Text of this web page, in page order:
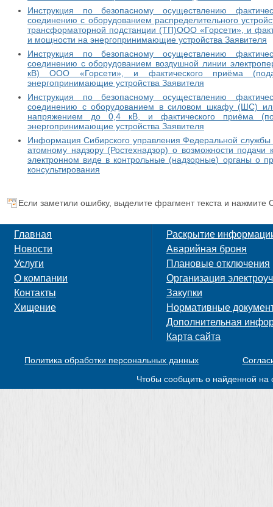
Инструкция по безопасному осуществлению
соединению с оборудованием распределительного
трансформаторной подстанции (ТП)ООО «Горсети», и
и мощности на энергопринимающие устройства Заявителя
Инструкция по безопасному осуществлению
соединению с оборудованием воздушной линии
кВ) ООО «Горсети», и фактического приёма
энергопринимающие устройства Заявителя
Инструкция по безопасному осуществлению
соединению с оборудованием в силовом шкафу (ШС)
напряжением до 0,4 кВ, и фактического приёма
энергопринимающие устройства Заявителя
Информация Сибирского управления Федеральной службы
атомному надзору (Ростехнадзор) о возможности
электронном виде в контрольные (надзорные) органы о
консультирования
Если заметили ошибку, выделите фрагмент текста и нажмите
Главная
Новости
Услуги
О компании
Контакты
Хищение
Раскрытие
Аварийная броня
Плановые отключения
Организация
Закупки
Нормативные
Дополнительная
Карта сайта
Политика обработки персональных данных
Чтобы сообщить о найденной на